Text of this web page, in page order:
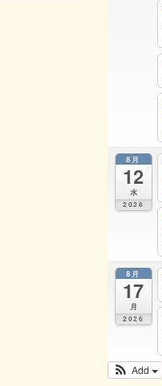
8月
12
水
2026
8月
17
月
2026
Add